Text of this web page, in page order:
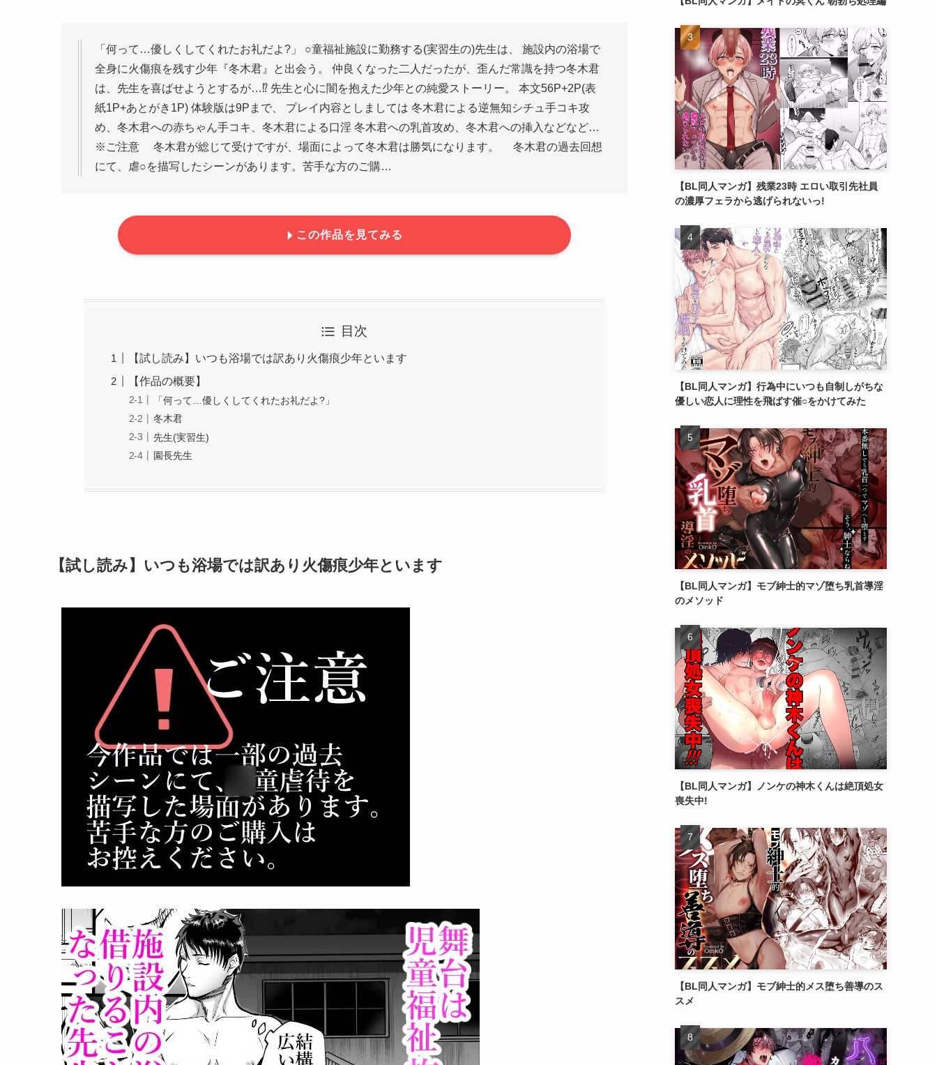
「何って…優しくしてくれたお礼だよ?」 ○童福祉施設に勤務する(実習生の)先生は、 施設内の浴場で
全身に火傷痕を残す少年『冬木君』と出会う。 仲良くなった二人だったが、歪んだ常識を持つ冬木君
は、先生を喜ばせようとするが…⁉ 先生と心に闇を抱えた少年との純愛ストーリー。 本文56P+2P(表
紙1P+あとがき1P) 体験版は9Pまで、 プレイ内容としましては 冬木君による逆無知シチュ手コキ攻
め、冬木君への赤ちゃん手コキ、冬木君による口淫 冬木君への乳首攻め、冬木君への挿入などなど…
※ご注意 冬木君が総じて受けですが、場面によって冬木君は勝気になります。 冬木君の過去回想
にて、虐○を描写したシーンがあります。苦手な方のご購…
この作品を見てみる
目次
【試し読み】いつも浴場では訳あり火傷痕少年といます
【作品の概要】
「何って…優しくしてくれたお礼だよ?」
冬木君
先生(実習生)
園長先生
【試し読み】いつも浴場では訳あり火傷痕少年といます
【BL同人マンガ】残業23時 エロい取引先社員
の濃厚フェラから逃げられないっ!
【BL同人マンガ】行為中にいつも自制しがちな
優しい恋人に理性を飛ばす催○をかけてみた
【BL同人マンガ】モブ紳士的マゾ堕ち乳首導淫
のメソッド
【BL同人マンガ】ノンケの神木くんは絶頂処女
喪失中!
【BL同人マンガ】モブ紳士的メス堕ち善導のス
スメ